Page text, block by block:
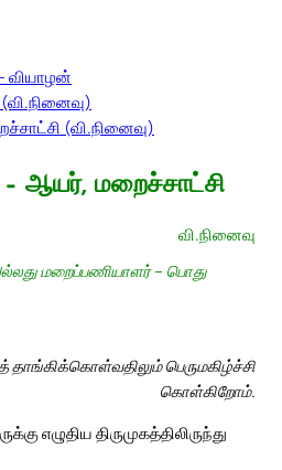
வியாழன்
(வி.நினைவு)
– ஆயர், மறைச்சாட்சி
வி.நினைவு
மறைப்பணியாளர் – பொது
பெருமகிழ்ச்சி
கொள்கிறோம்.
எழுதிய திருமுகத்திலிருந்து